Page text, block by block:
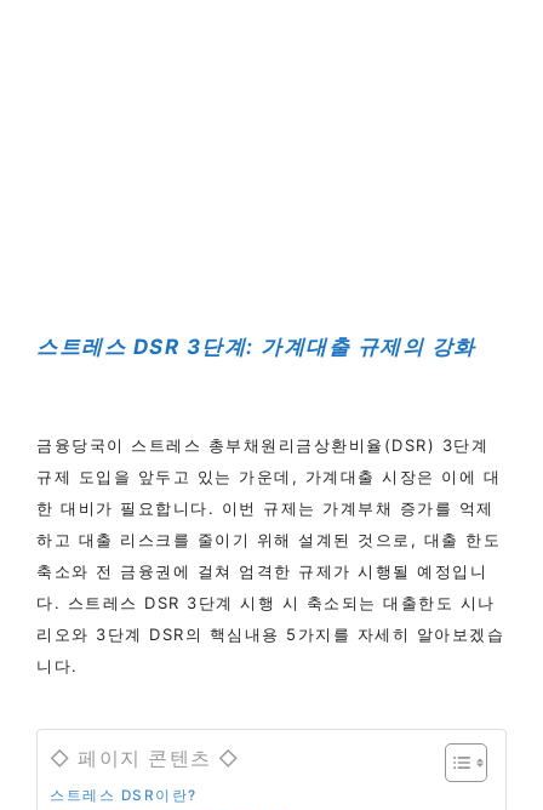
스트레스 DSR 3단계: 가계대출 규제의 강화
금융당국이 스트레스 총부채원리금상환비율(DSR) 3단계
규제 도입을 앞두고 있는 가운데, 가계대출 시장은 이에 대
한 대비가 필요합니다. 이번 규제는 가계부채 증가를 억제
하고 대출 리스크를 줄이기 위해 설계된 것으로, 대출 한도
축소와 전 금융권에 걸쳐 엄격한 규제가 시행될 예정입니
다. 스트레스 DSR 3단계 시행 시 축소되는 대출한도 시나
리오와 3단계 DSR의 핵심내용 5가지를 자세히 알아보겠습
니다.
◇ 페이지 콘텐츠 ◇
스트레스 DSR이란?